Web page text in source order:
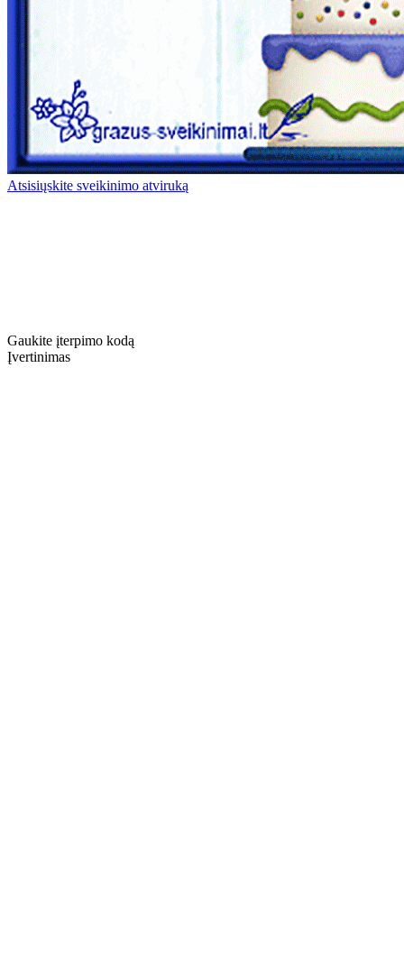
Atsisiųskite sveikinimo atviruką
Gaukite įterpimo kodą
Įvertinimas